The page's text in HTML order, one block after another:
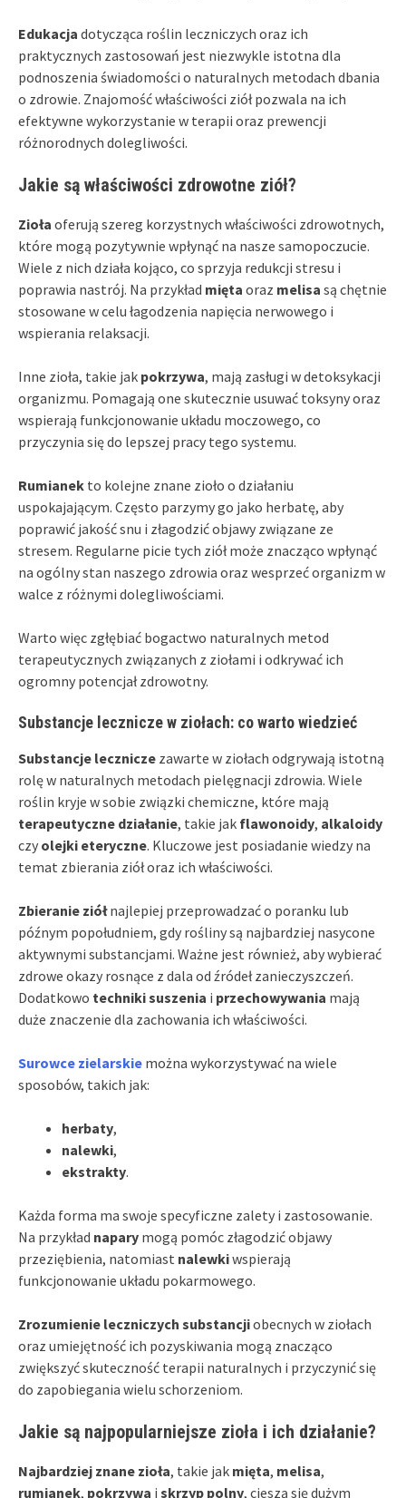
Edukacja dotycząca roślin leczniczych oraz ich
praktycznych zastosowań jest niezwykle istotna dla
podnoszenia świadomości o naturalnych metodach dbania
o zdrowie. Znajomość właściwości ziół pozwala na ich
efektywne wykorzystanie w terapii oraz prewencji
różnorodnych dolegliwości.
Jakie są właściwości zdrowotne ziół?
Zioła oferują szereg korzystnych właściwości zdrowotnych,
które mogą pozytywnie wpłynąć na nasze samopoczucie.
Wiele z nich działa kojąco, co sprzyja redukcji stresu i
poprawia nastrój. Na przykład mięta oraz melisa są chętnie
stosowane w celu łagodzenia napięcia nerwowego i
wspierania relaksacji.
Inne zioła, takie jak pokrzywa, mają zasługi w detoksykacji
organizmu. Pomagają one skutecznie usuwać toksyny oraz
wspierają funkcjonowanie układu moczowego, co
przyczynia się do lepszej pracy tego systemu.
Rumianek to kolejne znane zioło o działaniu
uspokajającym. Często parzymy go jako herbatę, aby
poprawić jakość snu i złagodzić objawy związane ze
stresem. Regularne picie tych ziół może znacząco wpłynąć
na ogólny stan naszego zdrowia oraz wesprzeć organizm w
walce z różnymi dolegliwościami.
Warto więc zgłębiać bogactwo naturalnych metod
terapeutycznych związanych z ziołami i odkrywać ich
ogromny potencjał zdrowotny.
Substancje lecznicze w ziołach: co warto wiedzieć
Substancje lecznicze zawarte w ziołach odgrywają istotną
rolę w naturalnych metodach pielęgnacji zdrowia. Wiele
roślin kryje w sobie związki chemiczne, które mają
terapeutyczne działanie, takie jak flawonoidy, alkaloidy
czy olejki eteryczne. Kluczowe jest posiadanie wiedzy na
temat zbierania ziół oraz ich właściwości.
Zbieranie ziółnajlepiej przeprowadzać o poranku lub
późnym popołudniem, gdy rośliny są najbardziej nasycone
aktywnymi substancjami. Ważne jest również, aby wybierać
zdrowe okazy rosnące z dala od źródeł zanieczyszczeń.
Dodatkowo techniki suszenia i przechowywania mają
duże znaczenie dla zachowania ich właściwości.
Surowce zielarskie można wykorzystywać na wiele
sposobów, takich jak:
herbaty,
nalewki,
ekstrakty.
Każda forma ma swoje specyficzne zalety i zastosowanie.
Na przykład napary mogą pomóc złagodzić objawy
przeziębienia, natomiast nalewkiwspierają
funkcjonowanie układu pokarmowego.
Zrozumienie leczniczych substancjiobecnych w ziołach
oraz umiejętność ich pozyskiwania mogą znacząco
zwiększyć skuteczność terapii naturalnych i przyczynić się
do zapobiegania wielu schorzeniom.
Jakie są najpopularniejsze zioła i ich działanie?
Najbardziej znane zioła, takie jak mięta, melisa,
rumianek, pokrzywa i skrzyp polny, cieszą się dużym